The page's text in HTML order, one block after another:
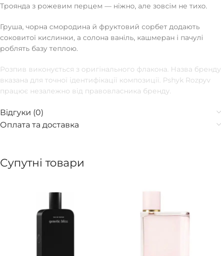
Троянда з рожевим перцем — ніжно, але зовсім не тихо.
Груша, чорна смородина й фруктовий сорбет додають
соковитої кислинки, а солона ваніль, кашмеран і пачулі
роблять базу теплою.
Розпив виконується з оригінального флакона. Назва бренду
вказана для точної ідентифікації композиції. Pshyk Rozpyv
працює незалежно від правовласника бренду.
Відгуки (0)
Оплата та доставка
Супутні товари